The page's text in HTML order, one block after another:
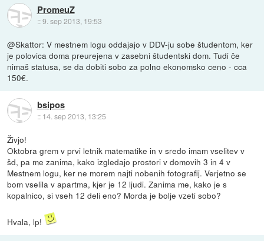
PromeuZ
::9. sep 2013, 19:53
@Skattor: V mestnem logu oddajajo v DDV-ju sobe študentom, ker
je polovica doma preurejena v zasebni študentski dom. Tudi če
nimaš statusa, se da dobiti sobo za polno ekonomsko ceno - cca
150€.
bsipos
:: 14. sep 2013, 13:25
Živjo!
Oktobra grem v prvi letnik matematike in v sredo imam vselitev v
šd, pa me zanima, kako izgledajo prostori v domovih 3 in 4 v
Mestnem logu, ker ne morem najti nobenih fotografij. Verjetno se
bom vselila v apartma, kjer je 12 ljudi. Zanima me, kako je s
kopalnico, si vseh 12 deli eno? Morda je bolje vzeti sobo?
Hvala, lp!